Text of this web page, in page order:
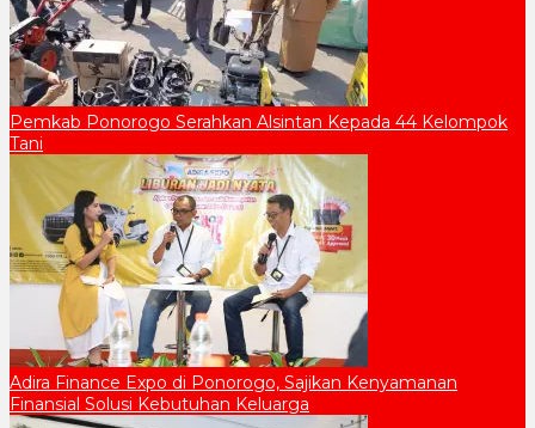
Pemkab Ponorogo Serahkan Alsintan Kepada 44 Kelompok
Tani
Adira Finance Expo di Ponorogo, Sajikan Kenyamanan
Finansial Solusi Kebutuhan Keluarga